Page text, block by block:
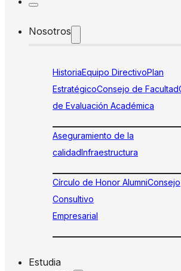
Nosotros
HistoriaEquipo DirectivoPlan
EstratégicoConsejo de Facultad
de Evaluación Académica
Aseguramiento de la
calidadInfraestructura
Círculo de Honor AlumniConsejo
Consultivo
Empresarial
Estudia